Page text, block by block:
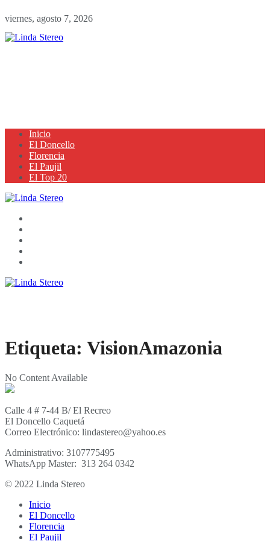
viernes, agosto 7, 2026
Inicio
El Doncello
Florencia
El Paujil
El Top 20
Etiqueta: VisionAmazonia
No Content Available
Calle 4 # 7-44 B/ El Recreo
El Doncello Caquetá
Correo Electrónico: lindastereo@yahoo.es
Administrativo: 3107775495
WhatsApp Master: 313 264 0342
© 2022 Linda Stereo
Inicio
El Doncello
Florencia
El Paujil